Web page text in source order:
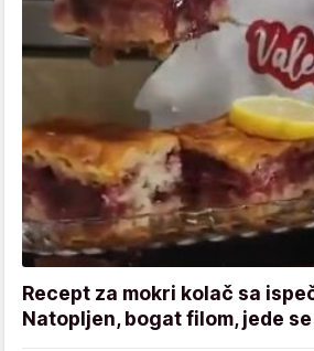
Recept za mokri kolač sa
Natopljen, bogat filom, jede